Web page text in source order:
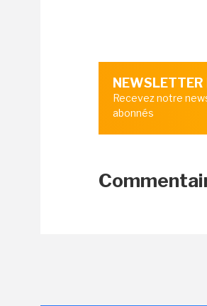
NEWSLETTER
Recevez notre
abonnés